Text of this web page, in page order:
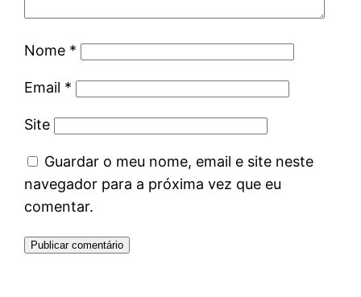
Nome *
Email *
Site
Guardar o meu nome, email e site neste
navegador para a próxima vez que eu
comentar.